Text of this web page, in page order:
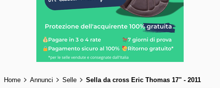
Home Annunci Selle Sella da cross Eric Thomas 17" - 2011